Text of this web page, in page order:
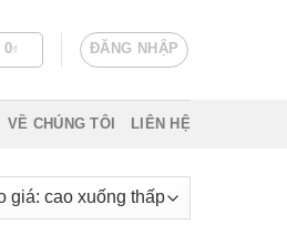
0₫ ĐĂNG NHẬP
VỀ CHÚNG TÔI LIÊN HỆ